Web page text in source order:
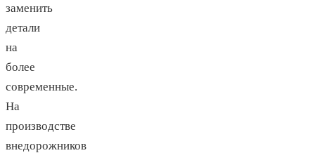
заменить
детали
на
более
современные.
На
производстве
внедорожников